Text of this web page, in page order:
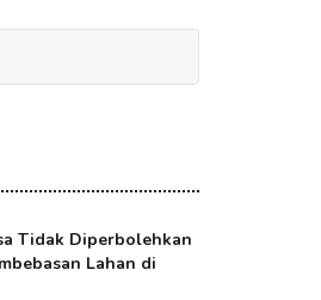
Tidak Diperbolehkan
Lahan di